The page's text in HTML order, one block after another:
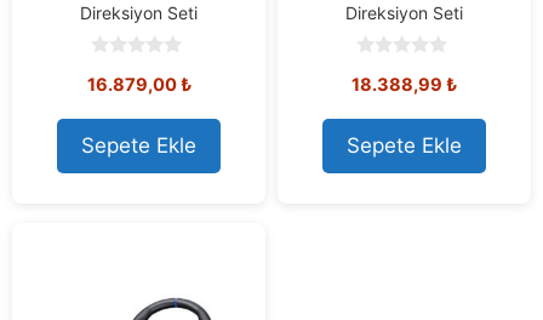
Direksiyon Seti
o
t
o
f
5
16.879,00₺
Sepete Ekle
Direksiyon Seti
o
t
o
f
5
18.388,99 ₺
Sepete Ekle